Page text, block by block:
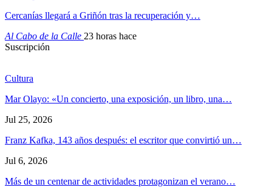
Cercanías llegará a Griñón tras la recuperación y…
Al Cabo de la Calle 23 horas hace
Suscripción
Cultura
Mar Olayo: «Un concierto, una exposición, un libro, una…
Jul 25, 2026
Franz Kafka, 143 años después: el escritor que convirtió un…
Jul 6, 2026
Más de un centenar de actividades protagonizan el verano…